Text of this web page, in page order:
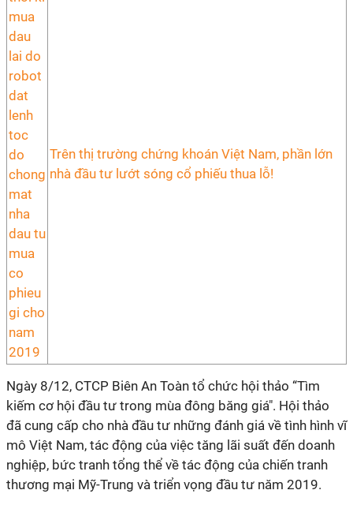
Trên thị trường chứng khoán Việt Nam, phần lớn
nhà đầu tư lướt sóng cổ phiếu thua lỗ!
Ngày 8/12, CTCP Biên An Toàn tổ chức hội thảo “Tìm
kiếm cơ hội đầu tư trong mùa đông băng giá". Hội thảo
đã cung cấp cho nhà đầu tư những đánh giá về tình hình vĩ
mô Việt Nam, tác động của việc tăng lãi suất đến doanh
nghiệp, bức tranh tổng thể về tác động của chiến tranh
thương mại Mỹ-Trung và triển vọng đầu tư năm 2019.